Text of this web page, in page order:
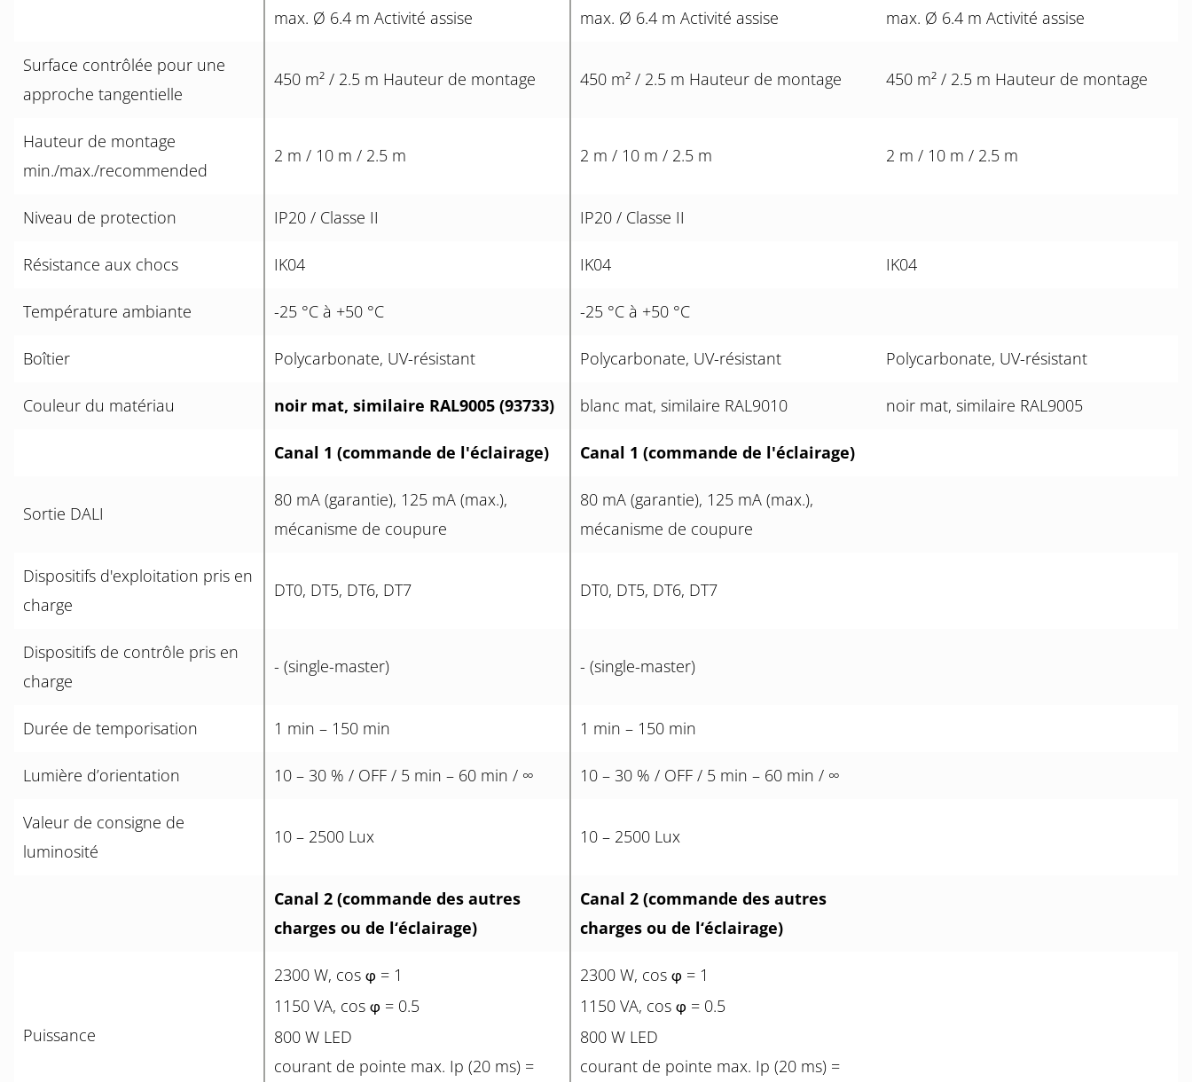
max. Ø 6.4 m Activité assise
max. Ø 6.4 m Activité assise
max. Ø 6.4 m Activité assise
Surface contrôlée pour une
approche tangentielle
450 m² / 2.5 m Hauteur de montage 450 m² / 2.5 m Hauteur de montage 450 m² / 2.5 m Hauteur de montage
Hauteur de montage
min./max./recommended
2 m / 10 m / 2.5 m 2 m / 10 m / 2.5 m 2 m / 10 m / 2.5 m
Niveau de protection IP20 / Classe II IP20 / Classe II
Résistance aux chocs IK04 IK04 IK04
Température ambiante -25 °C à +50 °C -25 °C à +50 °C
Boîtier Polycarbonate, UV-résistant Polycarbonate, UV-résistant Polycarbonate, UV-résistant
Couleur du matériau noir mat, similaire RAL9005 (93733) blanc mat, similaire RAL9010 noir mat, similaire RAL9005
Canal 1 (commande de l'éclairage) Canal 1 (commande de l'éclairage)
Sortie DALI
80 mA (garantie), 125 mA (max.),
mécanisme de coupure
80 mA (garantie), 125 mA (max.),
mécanisme de coupure
Dispositifs d'exploitation pris en
charge
DT0, DT5, DT6, DT7 DT0, DT5, DT6, DT7
Dispositifs de contrôle pris en
charge
- (single-master) - (single-master)
Durée de temporisation 1 min – 150 min 1 min – 150 min
Lumière d’orientation 10 – 30 % / OFF / 5 min – 60 min / ∞ 10 – 30 % / OFF / 5 min – 60 min / ∞
Valeur de consigne de
luminosité
10 – 2500 Lux 10 – 2500 Lux
Canal 2 (commande des autres
charges ou de l‘éclairage)
Canal 2 (commande des autres
charges ou de l‘éclairage)
Puissance
2300 W, cos φ = 1
1150 VA, cos φ = 0.5
800 W LED
courant de pointe max. Ip (20 ms) =
2300 W, cos φ = 1
1150 VA, cos φ = 0.5
800 W LED
courant de pointe max. Ip (20 ms) =